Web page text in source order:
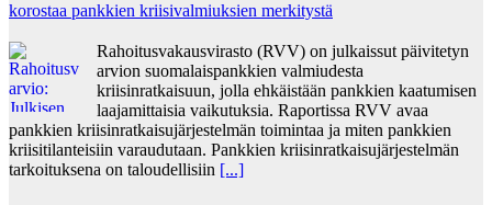
korostaa pankkien kriisivalmiuksien merkitystä
Rahoitusvakausvirasto (RVV) on julkaissut päivitetyn
arvion suomalaispankkien valmiudesta
kriisinratkaisuun, jolla ehkäistään pankkien kaatumisen
laajamittaisia vaikutuksia. Raportissa RVV avaa
pankkien kriisinratkaisujärjestelmän toimintaa ja miten pankkien
kriisitilanteisiin varaudutaan. Pankkien kriisinratkaisujärjestelmän
tarkoituksena on taloudellisiin [...]